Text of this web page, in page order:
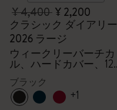
¥ 4,400¥ 2,200
クラシック ダイアリー
2026 ラージ
ウィークリーバーチカ
ル、ハードカバー、12
ヶ月
ブラック
+1